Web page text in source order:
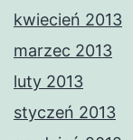
kwiecień 2013
marzec 2013
luty 2013
styczeń 2013